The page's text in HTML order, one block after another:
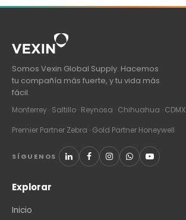
Somos Vexin Global Supply. Hacemos
tu compañía más fuerte, y tu vida más
fácil.
Monterrey · Saltillo · Reynosa · Chihuahua · CDMX
Premier Partner Zebra · Gold Partner Honeywell
SÍGUENOS
Explorar
Inicio